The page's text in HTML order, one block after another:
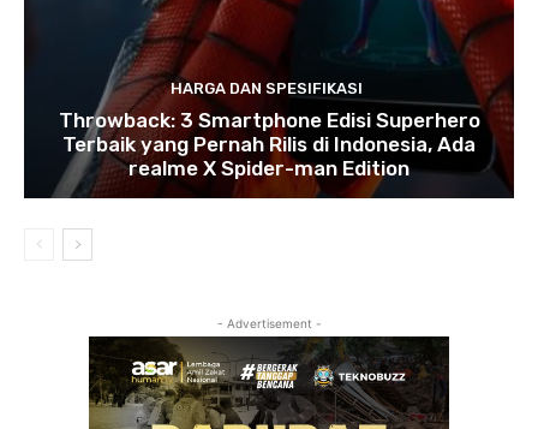
HARGA DAN SPESIFIKASI
Throwback: 3 Smartphone Edisi Superhero
Terbaik yang Pernah Rilis di Indonesia, Ada
realme X Spider-man Edition
- Advertisement -